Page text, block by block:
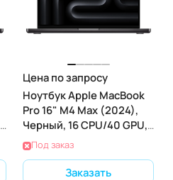
Цена по запросу
Ноутбук Apple MacBook
Pro 16" M4 Max (2024),
Черный, 16 CPU/40 GPU,
48 RAM 2ТБ SSD
Под заказ
Заказать